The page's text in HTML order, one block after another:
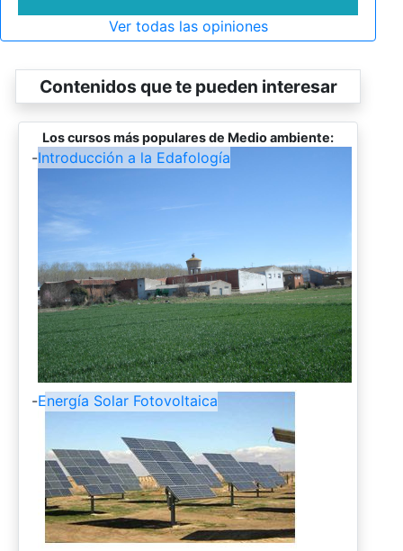
Ver todas las opiniones
Contenidos que te pueden interesar
Los cursos más populares de Medio ambiente:
-Introducción a la Edafología
-Energía Solar Fotovoltaica